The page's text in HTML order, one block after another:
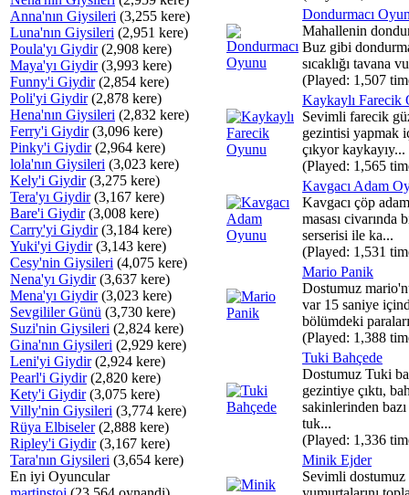
Anna'nın Giysileri (3,255 kere)
Luna'nın Giysileri (2,951 kere)
Poula'yı Giydir(2,908 kere)
Maya'yı Giydir(3,993 kere)
Funny'i Giydir(2,854 kere)
Poli'yi Giydir(2,878 kere)
Hena'nın Giysileri (2,832 kere)
Ferry'i Giydir(3,096 kere)
Pinky'i Giydir(2,964 kere)
lola'nın Giysileri (3,023 kere)
Kely'i Giydir(3,275 kere)
Tera'yı Giydir(3,167 kere)
Bare'i Giydir(3,008 kere)
Carry'yi Giydir(3,184 kere)
Yuki'yi Giydir(3,143 kere)
Cesy'nin Giysileri (4,075 kere)
Nena'yı Giydir(3,637 kere)
Mena'yı Giydir(3,023 kere)
Sevgililer Günü (3,730 kere)
Suzi'nin Giysileri (2,824 kere)
Gina'nın Giysileri (2,929 kere)
Leni'yi Giydir(2,924 kere)
Pearl'i Giydir(2,820 kere)
Kety'i Giydir(3,075 kere)
Villy'nin Giysileri (3,774 kere)
Rüya Elbiseler(2,888 kere)
Ripley'i Giydir(3,167 kere)
Tara'nın Giysileri (3,654 kere)
En iyi Oyuncular
Dondurmacı
Mahallenin
Buz gibi
sıcaklığı tavana
(Played: 1,507
Kaykaylı Farecik
Sevimli farecik
gezintisi yapmak
çıkyor kaykayıy...
(Played: 1,565
Kavgacı Adam
Kavgacı çöp
masası civarında
serserisi ile ka...
(Played: 1,531
Mario Panik
Dostumuz
var 15 saniye
bölümdeki
(Played: 1,388
Tuki Bahçede
Dostumuz Tuki
gezintiye çıktı,
sakinlerinden
tuk...
(Played: 1,336
Minik Ejder
Sevimli